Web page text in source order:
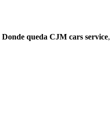
Donde queda CJM cars service,